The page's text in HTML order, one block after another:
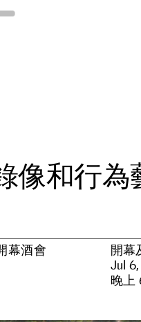
像和行為
幕酒會
開幕
Jul
晚上